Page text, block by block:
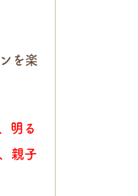
を楽
明る
親子